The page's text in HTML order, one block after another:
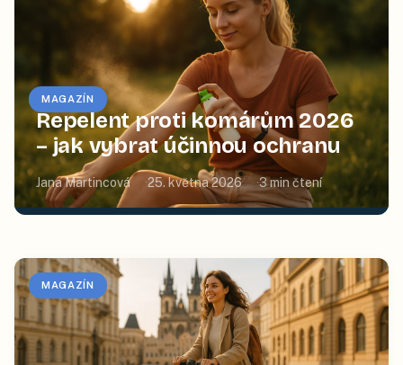
MAGAZÍN
Repelent proti komárům 2026
– jak vybrat účinnou ochranu
Jana Martincová 25. května 2026 3min čtení
MAGAZÍN